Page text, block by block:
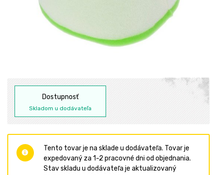
Dostupnosť
Skladom u dodávateľa
Tento tovar je na sklade u dodávateľa. Tovar je
expedovaný za 1-2 pracovné dni od objednania.
Stav skladu u dodávateľa je aktualizovaný